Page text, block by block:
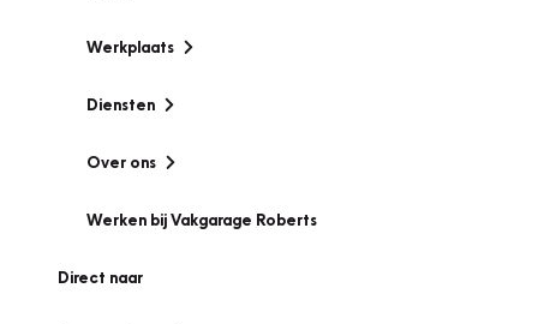
Werkplaats
Diensten
Over ons
Werken bij Vakgarage Roberts
Direct naar